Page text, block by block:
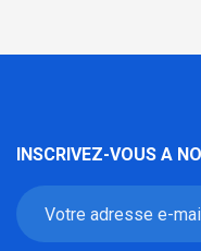
INSCRIVEZ-VOUS A